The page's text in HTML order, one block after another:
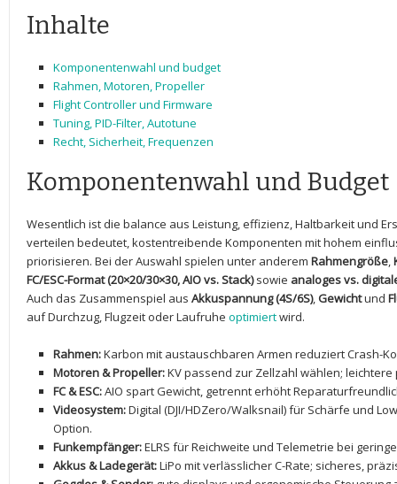
Inhalte
Komponentenwahl‌ und budget
Rahmen, Motoren,‍ Propeller
Flight Controller und​ Firmware
Tuning, PID-Filter, Autotune
Recht, Sicherheit, Frequenzen
Komponentenwahl und Budget
Wesentlich ist ​die balance aus ​Leistung, effizienz, Haltbarkeit und
verteilen bedeutet, ⁢kostentreibende Komponenten mit hohem
priorisieren. Bei der Auswahl spielen ⁤unter anderem Rahmengröße,
FC/ESC-Format (20×20/30×30, AIO vs. Stack)sowie analoges vs.
Auch das Zusammenspiel aus Akkuspannung (4S/6S), Gewichtund
auf Durchzug, Flugzeit ⁤oder Laufruhe optimiertwird.
Rahmen:Karbon mit austauschbaren Armen ​reduziert Crash-
Motoren & Propeller:KV passend zur Zellzahl wählen;
FC & ESC:AIO spart Gewicht, getrennt erhöht
Videosystem:Digital (DJI/HDZero/Walksnail) für Schärfe und
Option.
Funkempfänger:ELRS für Reichweite und Telemetrie bei
Akkus & Ladegerät:LiPo mit verlässlicher C-Rate; ⁢sicheres,